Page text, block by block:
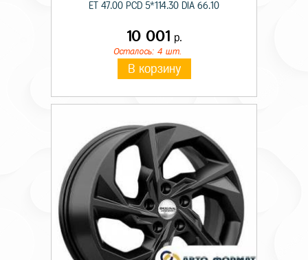
ET 47.00 PCD 5*114.30 DIA 66.10
10 001 р.
Осталось: 4 шт.
В корзину